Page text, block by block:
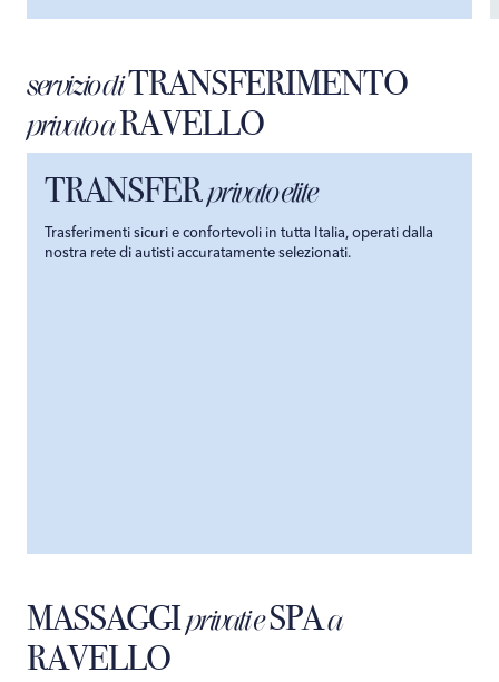
servizio diTRANSFERIMENTO
privato aRAVELLO
TRANSFERprivato elite
Trasferimenti sicuri e confortevoli in tutta Italia, operati dalla
nostra rete di autisti accuratamente selezionati.
MASSAGGIprivati eSPAa
RAVELLO